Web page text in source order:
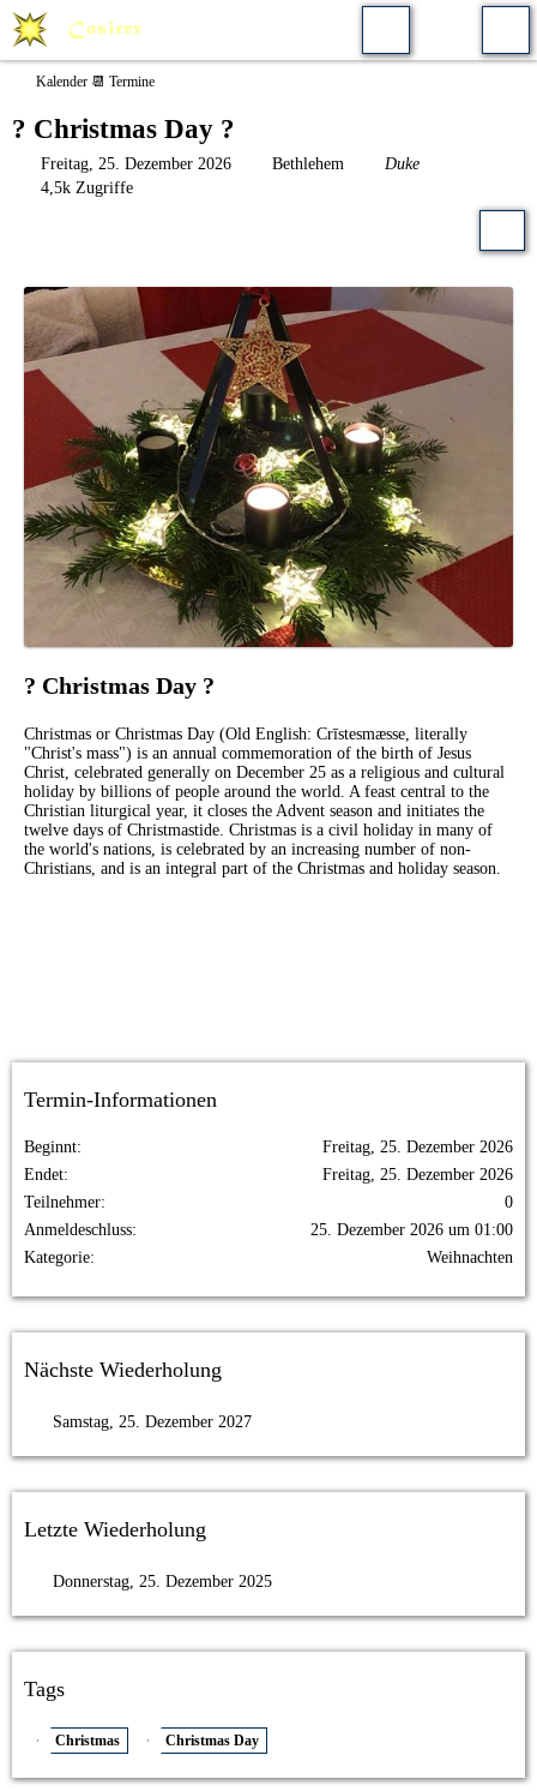
Kalender 📆 Termine
? Christmas Day ?
Freitag, 25. Dezember 2026 Bethlehem
Duke
4,5k Zugriffe
? Christmas Day ?
Christmas or Christmas Day (Old English: Crīstesmæsse, literally
"Christ's mass") is an annual commemoration of the birth of Jesus
Christ, celebrated generally on December 25 as a religious and cultural
holiday by billions of people around the world. A feast central to the
Christian liturgical year, it closes the Advent season and initiates the
twelve days of Christmastide. Christmas is a civil holiday in many of
the world's nations, is celebrated by an increasing number of non-
Christians, and is an integral part of the Christmas and holiday season.
Termin-Informationen
Beginnt
Freitag, 25. Dezember 2026
Endet
Freitag, 25. Dezember 2026
Teilnehmer
0
Anmeldeschluss
25. Dezember 2026 um 01:00
Kategorie
Weihnachten
Nächste Wiederholung
Samstag, 25. Dezember 2027
Letzte Wiederholung
Donnerstag, 25. Dezember 2025
Tags
Christmas Christmas Day